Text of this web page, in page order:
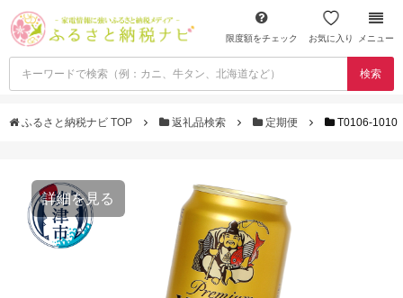
限度額をチェック お気に入り メニュー
検索
ふるさと納税ナビ TOP 返礼品検索 定期便 T0106-
詳細を見る